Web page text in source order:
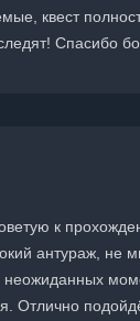
квест
Спасибо
к
антураж, не
неожиданных
Отлично